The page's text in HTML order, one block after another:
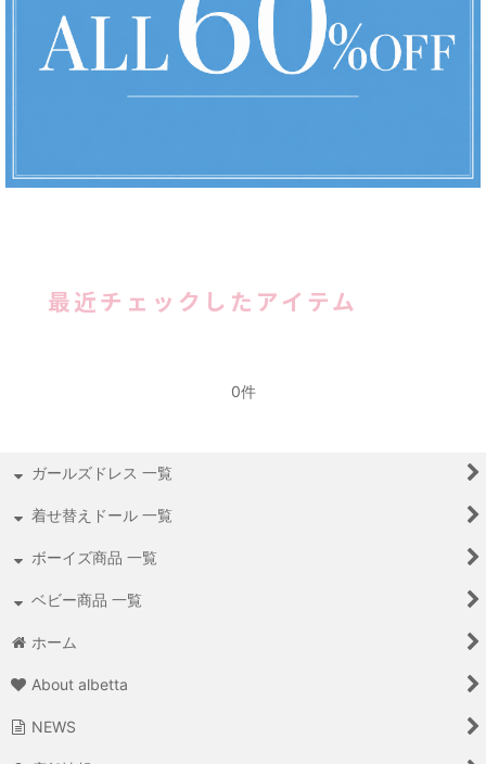
最近チェックしたアイテム
0件
ガールズドレス 一覧
着せ替えドール 一覧
ボーイズ商品 一覧
ベビー商品 一覧
ホーム
About albetta
NEWS